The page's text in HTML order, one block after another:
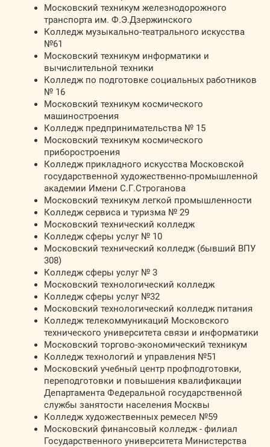
Московский техникум железнодорожного
транспорта им. Ф.Э.Дзержинского
Колледж музыкально-театрального искусства
№61
Московский техникум информатики и
вычислительной техники
Колледж по подготовке социальных работников
№ 16
Московский техникум космического
машиностроения
Колледж предпринимательства № 15
Московский техникум космического
приборостроения
Колледж прикладного искусства Московской
государственной художественно-промышленной
академии Имени С.Г.Строганова
Московский техникум легкой промышленности
Колледж сервиса и туризма № 29
Московский технический колледж
Колледж сферы услуг № 10
Московский технический колледж (бывший ВПУ
308)
Колледж сферы услуг № 3
Московский технологический колледж
Колледж сферы услуг №32
Московский технологический колледж питания
Колледж телекоммуникаций Московского
технического университета связи и информатики
Московский торгово-экономический техникум
Колледж технологий и управления №51
Московский учебный центр профподготовки,
переподготовки и повышения квалификации
Департамента Федеральной государственной
службы занятости населения Москвы
Колледж художественных ремесел №59
Московский финансовый колледж - филиал
Государственного университета Министерства